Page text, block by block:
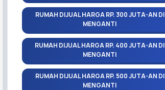
RUMAH DIJUAL HARGA RP. 300 JUTA-AN DI
MENGANTI
RUMAH DIJUAL HARGA RP. 400 JUTA-AN DI
MENGANTI
RUMAH DIJUAL HARGA RP. 500 JUTA-AN DI
MENGANTI